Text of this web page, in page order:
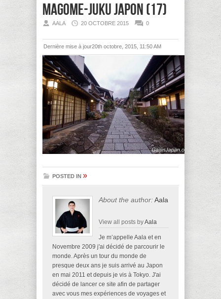
Magome-juku Japon (17)
AALA 20 OCTOBRE 2015 0
Dernière mise à jour20th octobre, 2015, 11:50 AM
POSTED IN »
About the author:Aala
View all posts byAala
Je m’appelle Aala et en
Novembre 2009 j'ai décidé de parcourir le
monde. Après un tour du monde de
presque deux ans je suis arrivé au Japon
en mai 2011 et depuis je vis à Tokyo. J'ai
décidé de lancer ce site afin de partager
avec vous mes expériences de voyages et